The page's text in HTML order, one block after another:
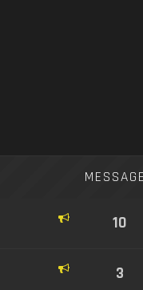
10
3